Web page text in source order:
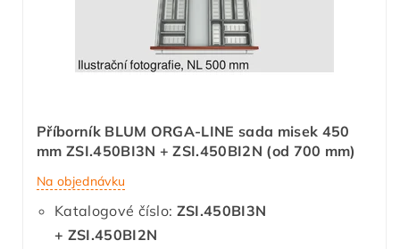
Příborník BLUM ORGA-LINE sada misek 450
mm ZSI.450BI3N + ZSI.450BI2N (od 700 mm)
Na objednávku
Katalogové číslo: ZSI.450BI3N
+ ZSI.450BI2N